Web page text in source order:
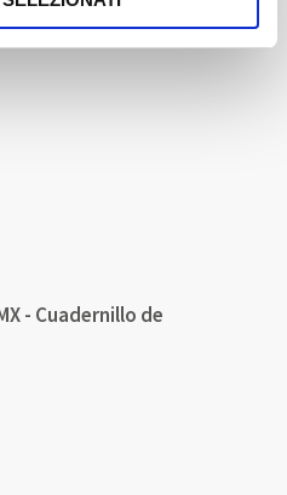
- Cuadernillo de